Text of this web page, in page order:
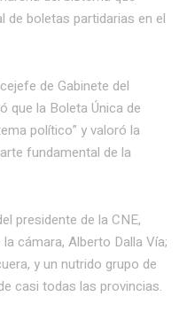
de boletas partidarias en el
de Gabinete del
que la Boleta Única de
político” y valoró la
fundamental de la
presidente de la CNE,
cámara, Alberto Dalla Vía;
y un nutrido grupo de
casi todas las provincias.